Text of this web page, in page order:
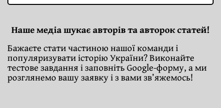
Наше медіа шукає авторів та авторок статей!
Бажаєте стати частиною нашої команди і
популяризувати історію України? Виконайте
тестове завдання і заповніть Google-форму, а ми
розглянемо вашу заявку і з вами зв’яжемось!